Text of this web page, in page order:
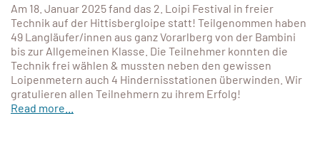
Am 18. Januar 2025 fand das 2. Loipi Festival in freier
Technik auf der Hittisbergloipe statt! Teilgenommen haben
49 Langläufer/innen aus ganz Vorarlberg von der Bambini
bis zur Allgemeinen Klasse. Die Teilnehmer konnten die
Technik frei wählen & mussten neben den gewissen
Loipenmetern auch 4 Hindernisstationen überwinden. Wir
gratulieren allen Teilnehmern zu ihrem Erfolg!
Read more...